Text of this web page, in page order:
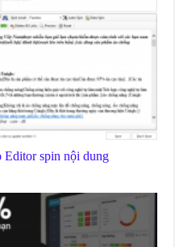
Editor spin nội dung